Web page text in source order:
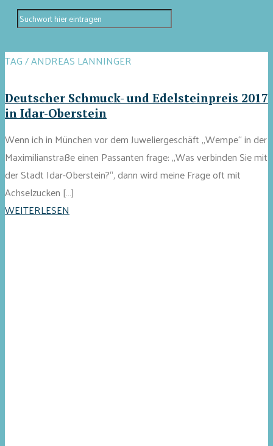
TAG / ANDREAS LANNINGER
Deutscher Schmuck- und Edelsteinpreis 2017
in Idar-Oberstein
Wenn ich in München vor dem Juweliergeschäft „Wempe“ in der
Maximilianstraße einen Passanten frage: „Was verbinden Sie mit
der Stadt Idar-Oberstein?“, dann wird meine Frage oft mit
Achselzucken […]
WEITERLESEN